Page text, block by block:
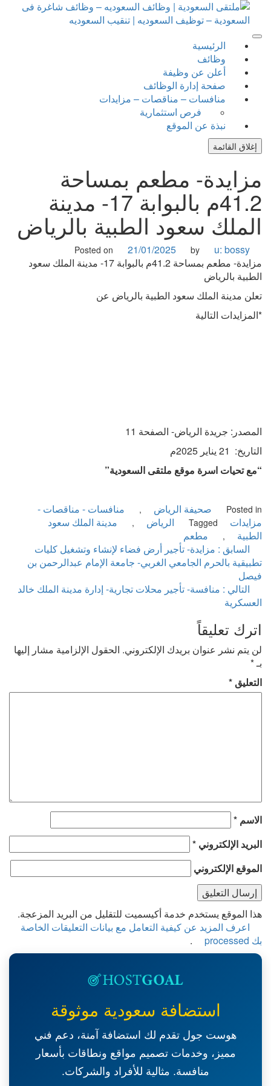
ملتقى السعودية | وظائف السعوديه – وظائف شاغرة فى
– توظيف السعوديه | تنقيب السعوديه
السعودية | وظائف السعوديه – وظائف شاغرة فى السعودية
السعوديه | تنقيب السعوديه
الرئيسية
وظائف
أعلن عن وظيفة
صفحة إدارة الوظائف
منافسات – مناقصات – مزايدات
فرص استثمارية
نبذة عن الموقع
القائمة
مطعم بمساحة
41.2م بالبوابة 17- مدينة
سعود الطبية بالرياض
Posted on 21/01/2025 by
u: bossy
مزايدة- مطعم بمساحة 41.2م بالبوابة 17- مدينة الملك سعود
بالرياض
مدينة الملك سعود الطبية بالرياض عن
التالية
جريدة الرياض- الصفحة 11
21 يناير 2025م
تحيات اسرة موقع ملتقى السعودية”
Posted صحيفة الرياض ,
منافسات - مناقصات -
Tagged الرياض ,
مدينة الملك سعود
, مطعم
السابق : مزايدة- تأجير أرض فضاء لإنشاء وتشغيل كليات
بالحرم الجامعي الغربي- جامعة الإمام عبدالرحمن بن
التالي :منافسة- تأجير محلات تجارية- إدارة مدينة الملك خالد
تعليقاً
يتم نشر عنوان بريدك الإلكتروني. الحقول الإلزامية مشار إليها
*
*
الإلكتروني*
الإلكتروني
الموقع يستخدم خدمة أكيسميت للتقليل من البريد المزعجة.
اعرف المزيد عن كيفية التعامل مع بيانات التعليقات الخاصة
.
استضافة سعودية موثوقة
هوست جول تقدم لك استضافة آمنة، دعم فني
مميز، وخدمات تصميم مواقع ونطاقات بأسعار
منافسة. مثالية للأفراد والشركات.